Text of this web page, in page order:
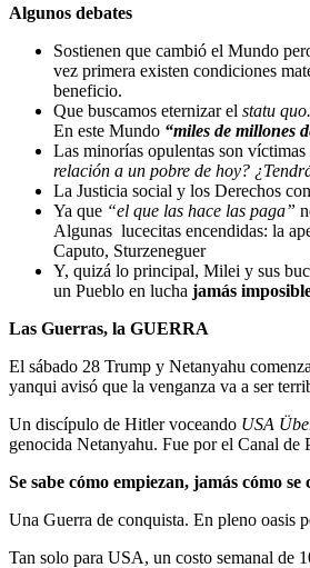
Algunos debates
Sostienen que cambió el Mundo
vez primera existen condiciones
beneficio.
Que buscamos eternizar el statu quo.
En este Mundo “miles de millones
Las minorías opulentas son
relación a un pobre de hoy?
La Justicia social y los Derechos
Ya que “el que las hace las paga”
Algunas lucecitas encendidas: la
Caputo, Sturzeneguer
Y, quizá lo principal, Milei y sus
un Pueblo en lucha jamás
Las Guerras, la GUERRA
El sábado 28 Trump y Netanyahu
yanqui avisó que la venganza va a ser
Un discípulo de Hitler voceando USA
genocida Netanyahu. Fue por el Canal de
Se sabe cómo empiezan, jamás cómo se
Una Guerra de conquista. En pleno oasis
Tan solo para USA, un costo semanal de